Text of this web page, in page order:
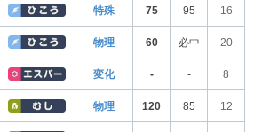
特殊 75 95 16
物理 60 必中 20
変化 - - 8
物理 120 85 12